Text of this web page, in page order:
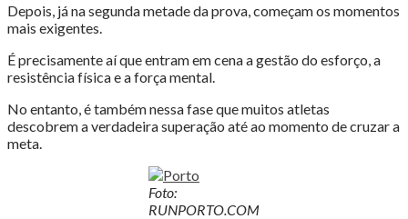
Depois, já na segunda metade da prova, começam os momentos
mais exigentes.
É precisamente aí que entram em cena a gestão do esforço, a
resistência física e a força mental.
No entanto, é também nessa fase que muitos atletas
descobrem a verdadeira superação até ao momento de cruzar a
meta.
Foto:
RUNPORTO.COM